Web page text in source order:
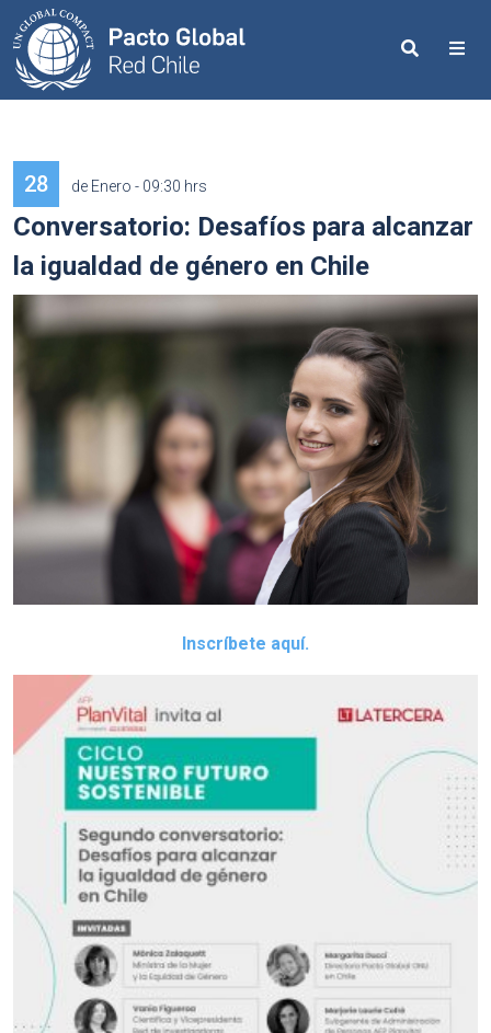
Search
28 de Enero - 09:30 hrs
Conversatorio: Desafíos para alcanzar
la igualdad de género en Chile
Inscríbete aquí.